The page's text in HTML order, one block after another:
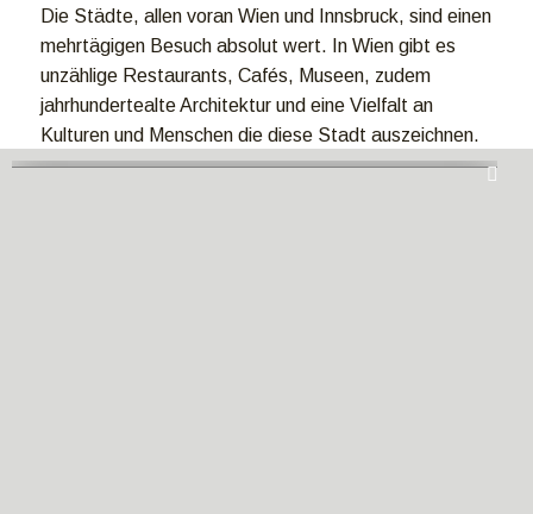
Die Städte, allen voran Wien und Innsbruck, sind einen
mehrtägigen Besuch absolut wert. In Wien gibt es
unzählige Restaurants, Cafés, Museen, zudem
jahrhundertealte Architektur und eine Vielfalt an
Kulturen und Menschen die diese Stadt auszeichnen.